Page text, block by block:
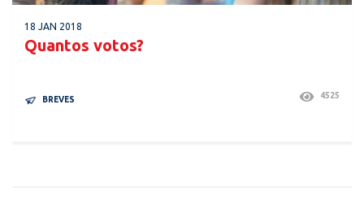
18 JAN 2018
Quantos votos?
BREVES 4525